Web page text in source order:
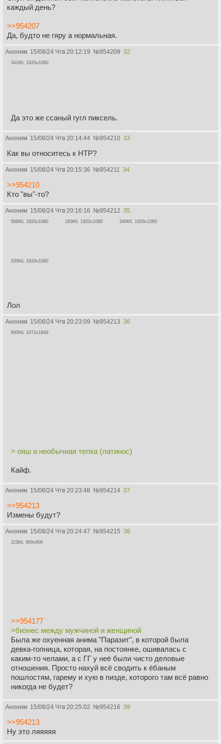
каждый день?
>>954207
Да, будто не гяру а нормальная.
Аноним 15/08/24 Чтв 20:12:19 №954209 32
341Кб, 1920x1080
Да это же ссаный гугл пиксель.
Аноним 15/08/24 Чтв 20:14:44 №954210 33
Как вы относитесь к НТР?
Аноним 15/08/24 Чтв 20:15:36 №954211 34
>>954210
Кто "вы"-то?
Аноним 15/08/24 Чтв 20:16:16 №954212 35
566Кб, 1920x1080 283Кб, 1920x1080 340Кб, 1920x1080
335Кб, 1920x1080
Лол
Аноним 15/08/24 Чтв 20:23:09 №954213 36
895Кб, 1072x1849
> ояш и необычная телка (латинос)
Кайф.
Аноним 15/08/24 Чтв 20:23:48 №954214 37
>>954213
Измены будут?
Аноним 15/08/24 Чтв 20:24:47 №954215 38
115Кб, 900x900
>>954177
>бизнес между мужчиной и женщиной
Была же охуенная анима "Паразит", в которой была
девка-гопница, которая, на постоянке, ошивалась с
каким-то челами, а с ГГ у неё были чисто деловые
отношения. Просто нахуй всё сводить к ёбаным
пошлостям, гарему и хую в пизде, которого там всё равно
никогда не будет?
Аноним 15/08/24 Чтв 20:25:02 №954216 39
>>954213
Ну это ляяяяя